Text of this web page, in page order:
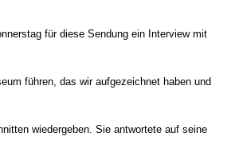
für diese Sendung ein Interview mit
führen, das wir aufgezeichnet haben und
wiedergeben. Sie antwortete auf seine